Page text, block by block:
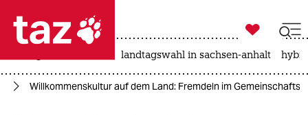
 taz zahl ich
taz zahl ich

taz zahl ich
landtagswahl in sachsen-anhalt
Willkommenskultur auf dem Land: Fremdeln im